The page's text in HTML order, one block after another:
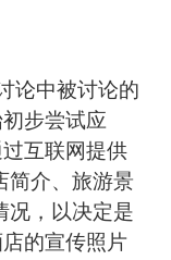
论中被讨论的
步尝试应
互联网提供
简介、旅游景
况，以决定是
的宣传照片